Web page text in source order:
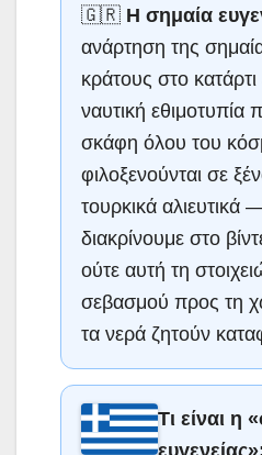
🇬🇷 Η σημαία
ανάρτηση της
κράτους στο κατάρτι
ναυτική εθιμοτυπία
σκάφη όλου του
φιλοξενούνται σε
τουρκικά
διακρίνουμε στο
ούτε αυτή τη
σεβασμού προς τη
τα νερά ζητούν
Τι είναι η